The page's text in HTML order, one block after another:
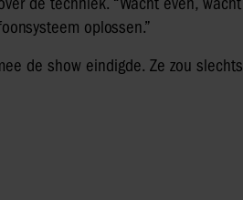
oplossen.”
de show eindigde. Ze zou slechts